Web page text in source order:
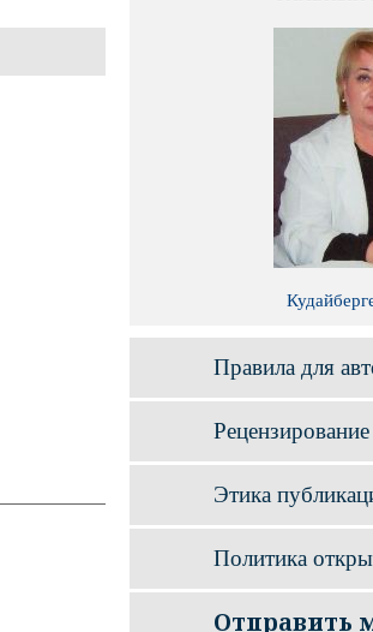
Правила для
Рецензирование
Этика
Политика
Отправить